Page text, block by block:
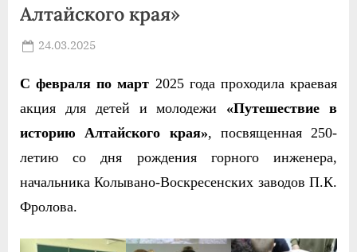
Алтайского края»
Posted
24.03.2025
С февраля по март 2025 года проходила краевая
акция для детей и молодежи «Путешествие в
историю Алтайского края», посвященная 250-
летию со дня рождения горного инженера,
начальника Колывано-Воскресенских заводов П.К.
Фролова.